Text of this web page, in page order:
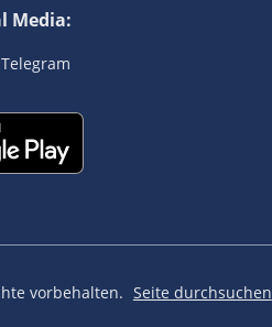
Media:
Telegram
vorbehalten. Seite durchsuchen